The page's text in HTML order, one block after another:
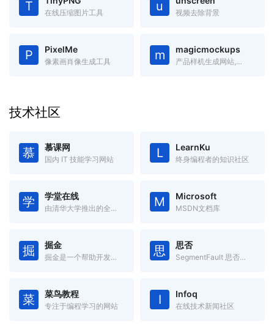
T 在线压缩图片工具 u 视频去除背景
P PixelMe
像素画肖像生成工具 m magicmockups
产品样机生成网站,里面有手机、电脑、平板等产品的样机图,只需要添加图片,就可以将图片嵌入到样机中
技术社区
慕 慕课网
国内 IT 技能学习网站 L LearnKu
终身编程者的知识社区
学 学堂在线
由清华大学推出的全球首个中文大规模开放在线课堂平台。 M Microsoft
MSDN文档库
掘 掘金
掘金是一个帮助开发者成长的社区，是一个面向互联网技术人的内容分享平台。 思 思否
SegmentFault 思否是中国领先的开发者技术社区
菜 菜鸟教程
专注于编程学习的网站 I Infoq
在线技术新闻社区